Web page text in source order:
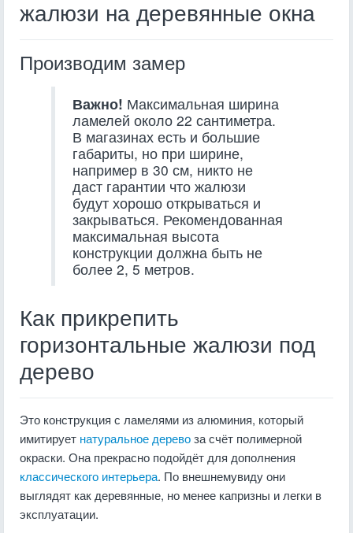
жалюзи на деревянные окна
Производим замер
Важно! Максимальная ширина
ламелей около 22 сантиметра.
В магазинах есть и большие
габариты, но при ширине,
например в 30 см, никто не
даст гарантии что жалюзи
будут хорошо открываться и
закрываться. Рекомендованная
максимальная высота
конструкции должна быть не
более 2, 5 метров.
Как прикрепить
горизонтальные жалюзи под
дерево
Это конструкция с ламелями из алюминия, который
имитирует натуральное деревоза счёт полимерной
окраски. Она прекрасно подойдёт для дополнения
классического интерьера. По внешнемувиду они
выглядят как деревянные, но менее капризны и легки в
эксплуатации.